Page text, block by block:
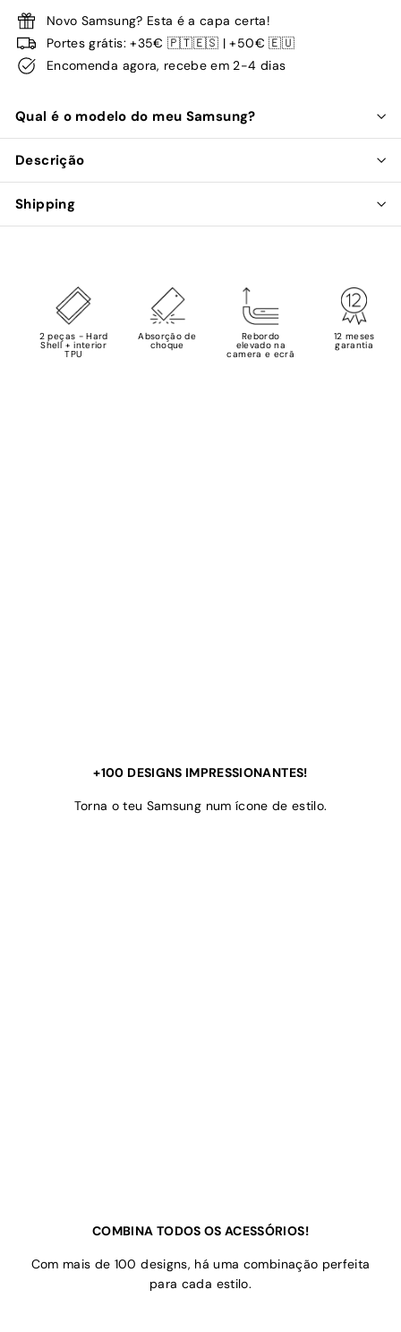
Novo Samsung? Esta é a capa certa!
Portes grátis: +35€ 🇵🇹🇪🇸 | +50€ 🇪🇺
Encomenda agora, recebe em 2-4 dias
Qual é o modelo do meu Samsung?
Descrição
Shipping
2 peças - Hard
Shell + interior
TPU
Absorção de
choque
Rebordo
elevado na
camera e ecrã
12 meses
garantia
+100 DESIGNS IMPRESSIONANTES!
Torna o teu Samsung num ícone de estilo.
COMBINA TODOS OS ACESSÓRIOS!
Com mais de 100 designs, há uma combinação perfeita
para cada estilo.